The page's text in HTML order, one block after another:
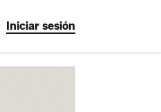
Iniciar sesión